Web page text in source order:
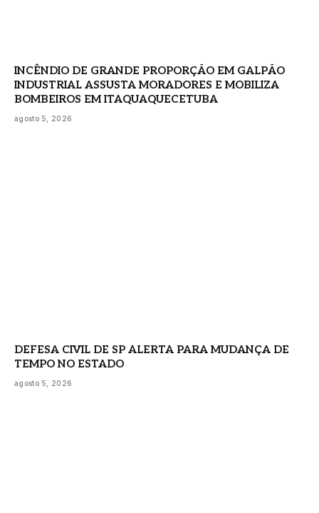
INCÊNDIO DE GRANDE PROPORÇÃO EM GALPÃO
INDUSTRIAL ASSUSTA MORADORES E MOBILIZA
BOMBEIROS EM ITAQUAQUECETUBA
agosto 5, 2026
DEFESA CIVIL DE SP ALERTA PARA MUDANÇA DE
TEMPO NO ESTADO
agosto 5, 2026